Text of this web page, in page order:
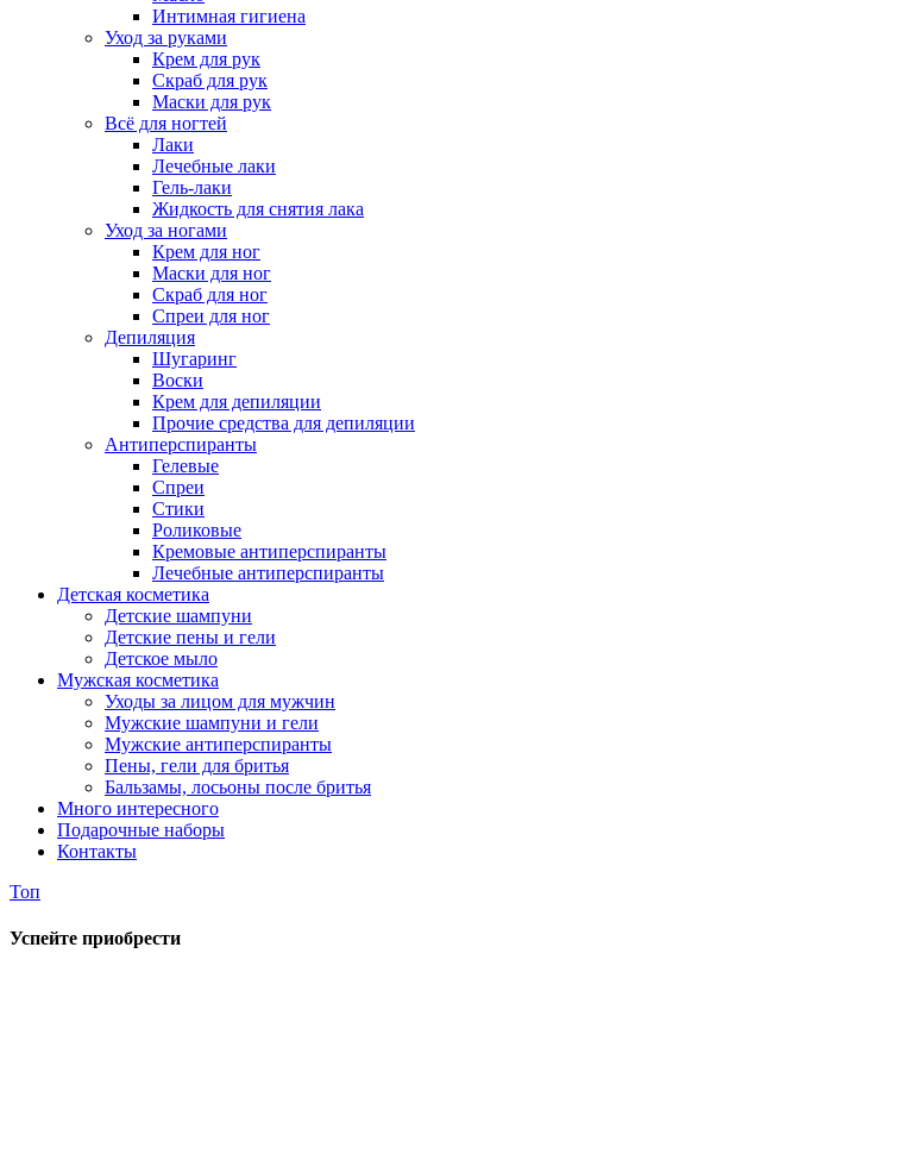
Интимная гигиена
Уход за руками
Крем для рук
Скраб для рук
Маски для рук
Всё для ногтей
Лаки
Лечебные лаки
Гель-лаки
Жидкость для снятия лака
Уход за ногами
Крем для ног
Маски для ног
Скраб для ног
Спреи для ног
Депиляция
Шугаринг
Воски
Крем для депиляции
Прочие средства для депиляции
Антиперспиранты
Гелевые
Спреи
Стики
Роликовые
Кремовые антиперспиранты
Лечебные антиперспиранты
Детская косметика
Детские шампуни
Детские пены и гели
Детское мыло
Мужская косметика
Уходы за лицом для мужчин
Мужские шампуни и гели
Мужские антиперспиранты
Пены, гели для бритья
Бальзамы, лосьоны после бритья
Много интересного
Подарочные наборы
Контакты
Топ
Успейте приобрести